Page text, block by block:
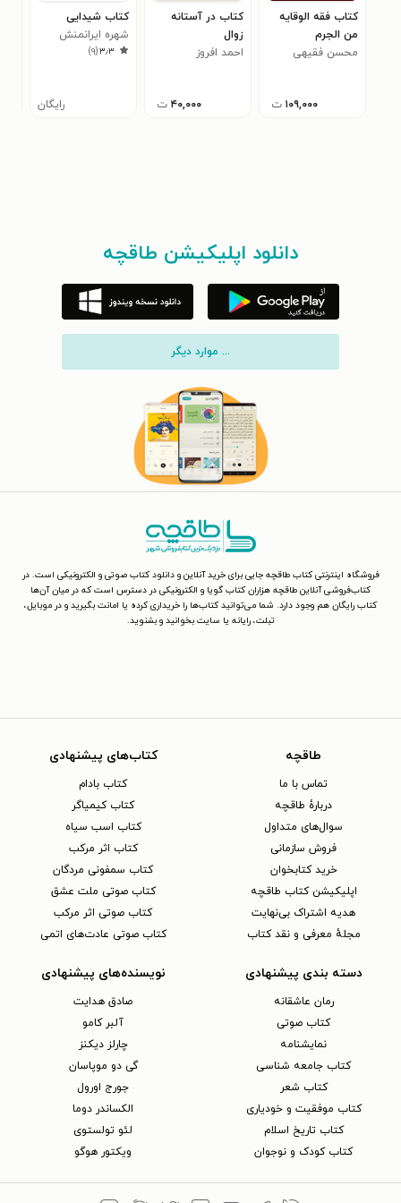
کتاب فقه الوقایه
من الجرم
محسن فقیهی
۱۰۹,۰۰۰ ت
کتاب در آستانه
زوال
احمد افروز
۴۰,۰۰۰ ت
کتاب شیدایی
شهره ایرانمنش
۳٫۳(۹)
رایگان
دانلود اپلیکیشن طاقچه
... موارد دیگر
فروشگاه اینترنتی کتاب طاقچه جایی برای خرید آنلاین و دانلود کتاب صوتی و الکترونیکی است. در
کتاب‌فروشی آنلاین طاقچه هزاران کتاب گویا و الکترونیکی در دسترس است که در میان آن‌ها
کتاب رایگان هم وجود دارد. شما می‌توانید کتاب‌ها را خریداری کرده یا امانت بگیرید و در موبایل،
تبلت، رایانه یا سایت بخوانید و بشنوید.
طاقچه
تماس با ما
دربارهٔ طاقچه
سوال‌های متداول
فروش سازمانی
خرید کتابخوان
اپلیکیشن کتاب طاقچه
هدیه اشتراک بی‌نهایت
مجلهٔ معرفی و نقد کتاب
کتاب‌های پیشنهادی
کتاب بادام
کتاب کیمیاگر
کتاب اسب سیاه
کتاب اثر مرکب
کتاب سمفونی مردگان
کتاب صوتی ملت عشق
کتاب صوتی اثر مرکب
کتاب صوتی عادت‌های اتمی
دسته بندی پیشنهادی
رمان عاشقانه
کتاب‌ صوتی
نمایشنامه
کتاب جامعه شناسی
کتاب شعر
کتاب موفقیت و خودیاری
کتاب تاریخ اسلام
کتاب کودک و نوجوان
نویسنده‌های پیشنهادی
صادق هدایت
آلبر کامو
چارلز دیکنز
گی دو موپاسان
جورج اورول
الکساندر دوما
لئو تولستوی
ویکتور هوگو